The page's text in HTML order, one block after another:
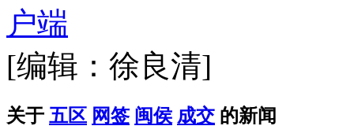
[编辑：徐良清]
关于 五区 网签 闽侯 成交 的新闻